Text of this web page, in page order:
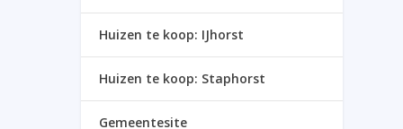
Huizen te koop: IJhorst
Huizen te koop: Staphorst
Gemeentesite